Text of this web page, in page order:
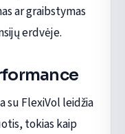
ar graibstymas
erdvėje.
su FlexiVol leidžia
tokias kaip